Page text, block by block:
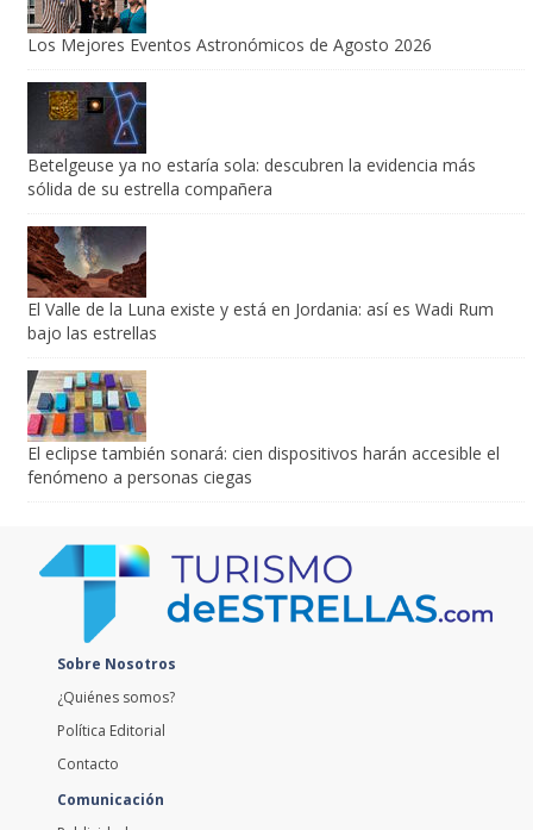
Los Mejores Eventos Astronómicos de Agosto 2026
Betelgeuse ya no estaría sola: descubren la evidencia más
sólida de su estrella compañera
El Valle de la Luna existe y está en Jordania: así es Wadi Rum
bajo las estrellas
El eclipse también sonará: cien dispositivos harán accesible el
fenómeno a personas ciegas
Sobre Nosotros
¿Quiénes somos?
Política Editorial
Contacto
Comunicación